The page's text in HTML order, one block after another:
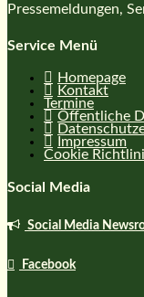
Pressemeldungen,
Service Menü
Homepage
Kontakt
Termine
Öffentliche
Impressum
Cookie
Social Media
Social Media
Facebook